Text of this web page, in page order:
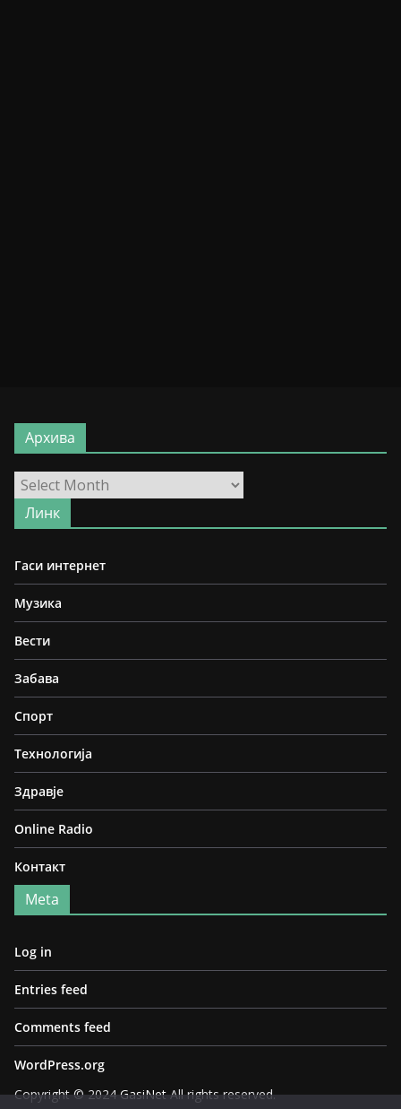
Архива
Архива
Линк
Гаси интернет
Музика
Вести
Забава
Спорт
Технологија
Здравје
Online Radio
Контакт
Meta
Log in
Entries feed
Comments feed
WordPress.org
Copyright © 2024GasiNetAll rights reserved.